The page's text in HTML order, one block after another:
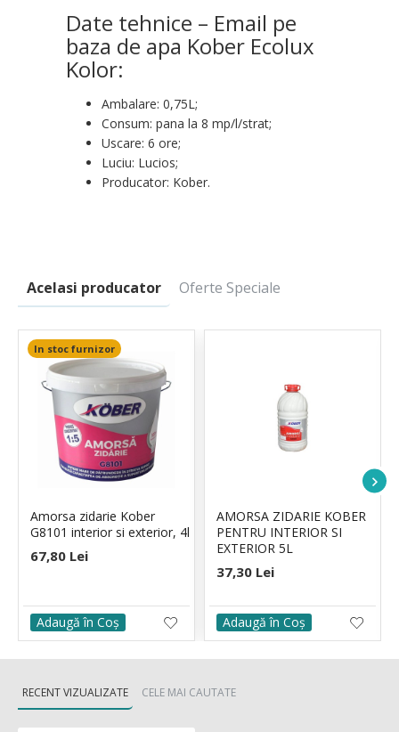
Date tehnice – Email pe
baza de apa Kober Ecolux
Kolor:
Ambalare: 0,75L;
Consum: pana la 8 mp/l/strat;
Uscare: 6 ore;
Luciu: Lucios;
Producator: Kober.
Acelasi producator Oferte Speciale
In stoc furnizor
Amorsa zidarie Kober
G8101 interior si exterior, 4l
67,80 Lei
Adaugă în Coş
AMORSA ZIDARIE KOBER
PENTRU INTERIOR SI
EXTERIOR 5L
37,30 Lei
Adaugă în Coş
RECENT VIZUALIZATE CELE MAI CAUTATE